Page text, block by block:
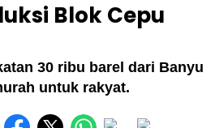
Blok Cepu
30 ribu barel dari Banyu
untuk rakyat.